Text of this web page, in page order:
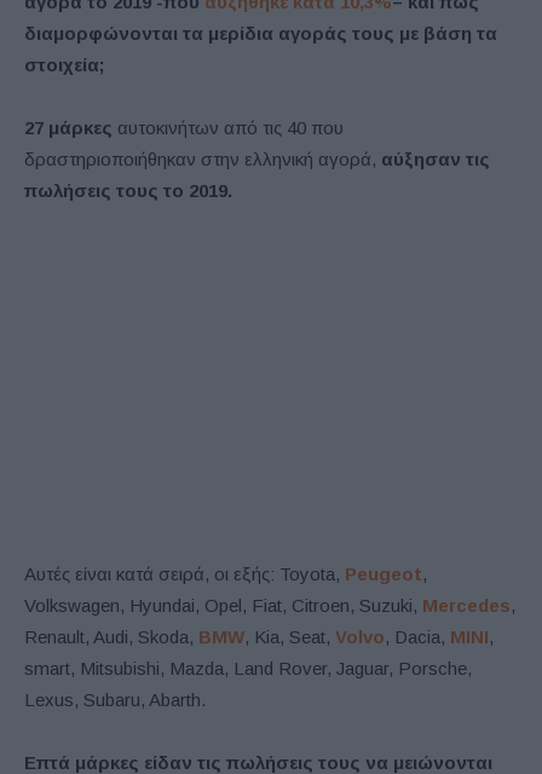
διαμορφώνονται τα μερίδια αγοράς τους με βάση τα
στοιχεία;
27 μάρκες αυτοκινήτων από τις 40 που
δραστηριοποιήθηκαν στην ελληνική αγορά, αύξησαν τις
πωλήσεις τους το 2019.
Αυτές είναι κατά σειρά, οι εξής: Toyota, Peugeot,
Volkswagen, Hyundai, Opel, Fiat, Citroen, Suzuki, Mercedes,
Renault, Audi, Skoda, BMW, Kia, Seat, Volvo, Dacia, MINI,
smart, Mitsubishi, Mazda, Land Rover, Jaguar, Porsche,
Lexus, Subaru, Abarth.
Επτά μάρκες είδαν τις πωλήσεις τους να μειώνονται